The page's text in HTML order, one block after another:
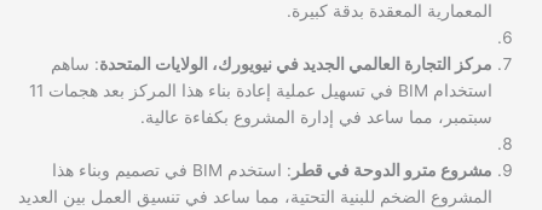
المعمارية المعقدة بدقة كبيرة.
مركز التجارة العالمي الجديد في نيويورك، الولايات المتحدة: ساهم
استخدام BIM في تسهيل عملية إعادة بناء هذا المركز بعد هجمات 11
سبتمبر، مما ساعد في إدارة المشروع بكفاءة عالية.
مشروع مترو الدوحة في قطر
: استخدم BIM في تصميم وبناء هذا
المشروع الضخم للبنية التحتية، مما ساعد في تنسيق العمل بين العديد